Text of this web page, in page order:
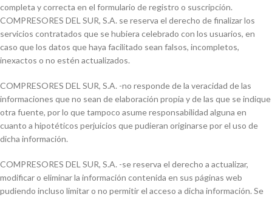
completa y correcta en el formulario de registro o suscripción.
COMPRESORES DEL SUR, S.A. se reserva el derecho de finalizar los
servicios contratados que se hubiera celebrado con los usuarios, en
caso que los datos que haya facilitado sean falsos, incompletos,
inexactos o no estén actualizados.
COMPRESORES DEL SUR, S.A. -no responde de la veracidad de las
informaciones que no sean de elaboración propia y de las que se indique
otra fuente, por lo que tampoco asume responsabilidad alguna en
cuanto a hipotéticos perjuicios que pudieran originarse por el uso de
dicha información.
COMPRESORES DEL SUR, S.A. -se reserva el derecho a actualizar,
modificar o eliminar la información contenida en sus páginas web
pudiendo incluso limitar o no permitir el acceso a dicha información. Se